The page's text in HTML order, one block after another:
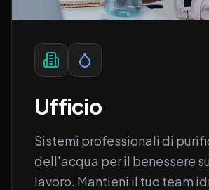
Ufficio
Sistemi professionali di
dell'acqua per il benessere
lavoro. Mantieni il tuo team